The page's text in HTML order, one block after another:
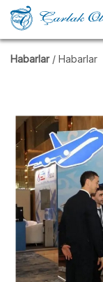
Habarlar / Habarlar